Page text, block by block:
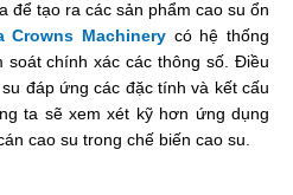
để tạo ra các sản phẩm cao su ổn
Crowns Machinerycó hệ thống
soát chính xác các thông số. Điều
đáp ứng các đặc tính và kết cấu
ta sẽ xem xét kỹ hơn ứng dụng
cao su trong chế biến cao su.